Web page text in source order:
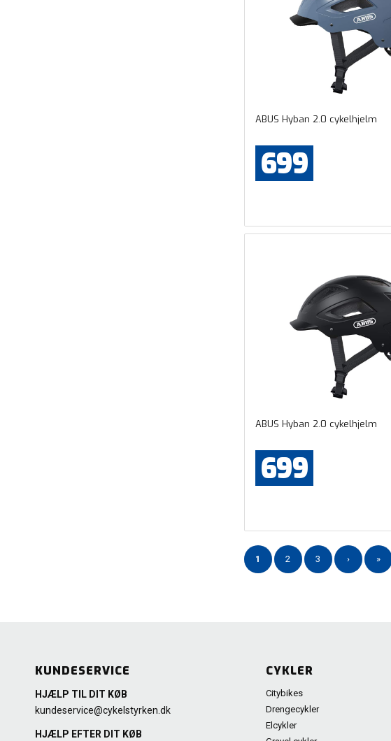
ABUS Hyban 2.0 cykelhjelm
699
ABUS Hyban 2.0 cykelhjelm
699
1 2 3 › »
KUNDESERVICE
HJÆLP TIL DIT KØB
kundeservice@cykelstyrken.dk
HJÆLP EFTER DIT KØB
CYKLER
Citybikes
Drengecykler
Elcykler